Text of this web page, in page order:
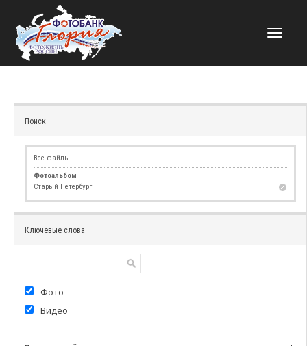
НАВИГАЦИЯ
Поиск
Все файлы
Фотоальбом
Старый Петербург
Ключевые слова
Фото
Видео